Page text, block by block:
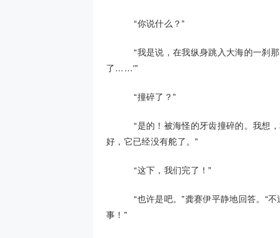
“你说什么？”
“我是说，在我纵身跳入大海的一刹
了……’”
“撞碎了？”
“是的！被海怪的牙齿撞碎的。我想
好，它已经没有舵了。”
“这下，我们完了！”
“也许是吧。”龚赛伊平静地回答。“
事！”